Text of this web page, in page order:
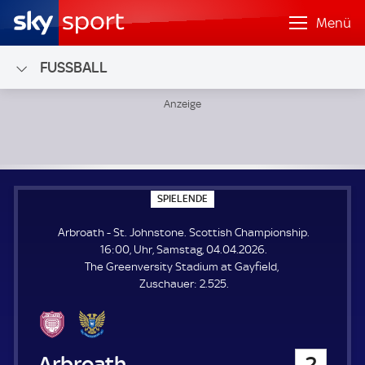
Menü
FUSSBALL
SPIELENDE
P
E
L
E
N
D
E
Arbroath - St. Johnstone. Scottish Championship.
16:00, Uhr, Samstag, 04.04.2026.
The Greenversity Stadium at Gayfield
Zuschauer: Z
2.525.